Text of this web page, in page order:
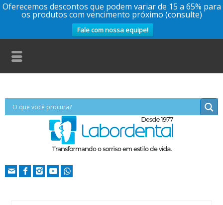
Oferecemos descontos que podem variar de 15 a 65% para
os produtos com vencimento próximo (consulte)
Fale com nossa equipe!